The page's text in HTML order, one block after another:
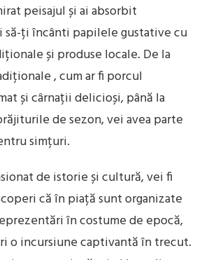
peisajul și ai absorbit
să-ți încânti papilele gustative cu
și produse locale. De la
, cum ar fi porcul
și cârnații delicioși, până la
de sezon, vei avea parte
simțuri.
de istorie și cultură, vei fi
că în piață sunt organizate
în costume de epocă,
o incursiune captivantă în trecut.